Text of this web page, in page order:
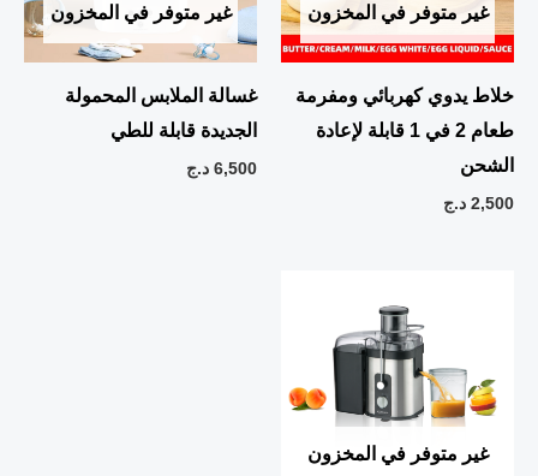
غير متوفر في المخزون
خلاط يدوي كهربائي ومفرمة
طعام 2 في 1 قابلة لإعادة
الشحن
2,500 د.ج
غير متوفر في المخزون
غسالة الملابس المحمولة
الجديدة قابلة للطي
6,500 د.ج
غير متوفر في المخزون